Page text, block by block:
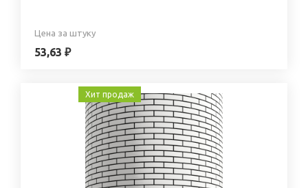
Цена за штуку
53,63 ₽
Хит продаж